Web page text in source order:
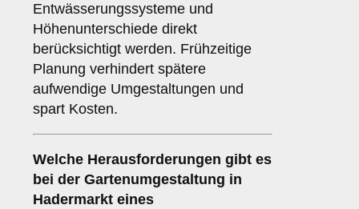
Entwässerungssysteme und
Höhenunterschiede direkt
berücksichtigt werden. Frühzeitige
Planung verhindert spätere
aufwendige Umgestaltungen und
spart Kosten.
Welche Herausforderungen gibt es
bei der Gartenumgestaltung in
Hadermarkt eines